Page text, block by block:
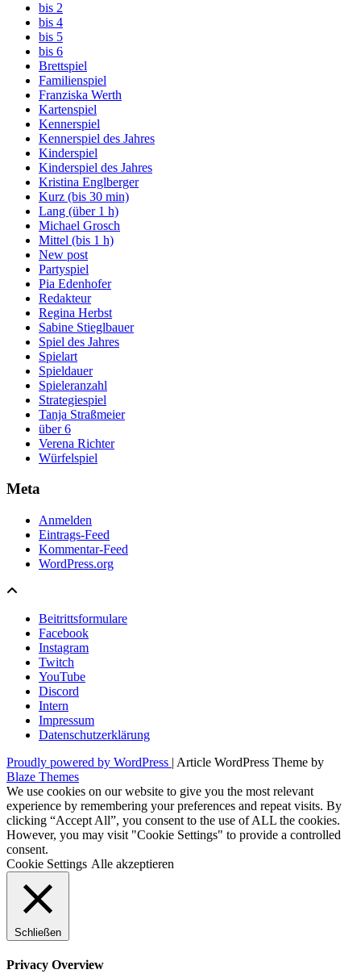
bis 2
bis 4
bis 5
bis 6
Brettspiel
Familienspiel
Franziska Werth
Kartenspiel
Kennerspiel
Kennerspiel des Jahres
Kinderspiel
Kinderspiel des Jahres
Kristina Englberger
Kurz (bis 30 min)
Lang (über 1 h)
Michael Grosch
Mittel (bis 1 h)
New post
Partyspiel
Pia Edenhofer
Redakteur
Regina Herbst
Sabine Stieglbauer
Spiel des Jahres
Spielart
Spieldauer
Spieleranzahl
Strategiespiel
Tanja Straßmeier
über 6
Verena Richter
Würfelspiel
Meta
Anmelden
Eintrags-Feed
Kommentar-Feed
WordPress.org
Beitrittsformulare
Facebook
Instagram
Twitch
YouTube
Discord
Intern
Impressum
Datenschutzerklärung
Proudly powered by WordPress | Article WordPress Theme by
Blaze Themes
We use cookies on our website to give you the most relevant
experience by remembering your preferences and repeat visits. By
clicking “Accept All”, you consent to the use of ALL the cookies.
However, you may visit "Cookie Settings" to provide a controlled
consent.
Cookie Settings Alle akzeptieren
Schließen
Privacy Overview